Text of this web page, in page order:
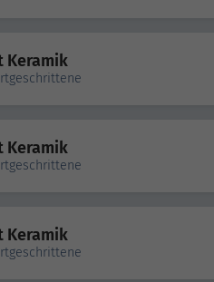
Keramik
Keramik
Keramik